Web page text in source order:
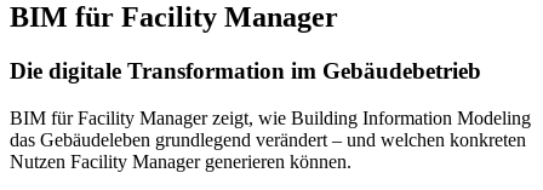
BIM für Facility Manager
Die digitale Transformation im Gebäudebetrieb
BIM für Facility Manager zeigt, wie Building Information Modeling
das Gebäudeleben grundlegend verändert – und welchen konkreten
Nutzen Facility Manager generieren können.